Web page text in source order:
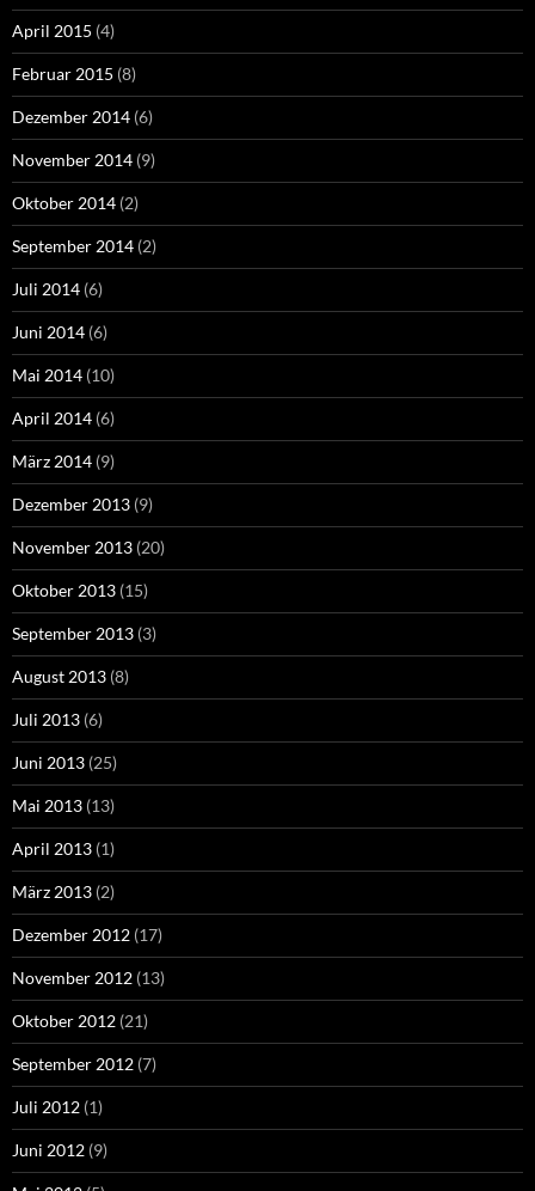
April 2015 (4)
Februar 2015 (8)
Dezember 2014 (6)
November 2014 (9)
Oktober 2014 (2)
September 2014 (2)
Juli 2014 (6)
Juni 2014 (6)
Mai 2014 (10)
April 2014 (6)
März 2014 (9)
Dezember 2013 (9)
November 2013 (20)
Oktober 2013 (15)
September 2013 (3)
August 2013 (8)
Juli 2013 (6)
Juni 2013 (25)
Mai 2013 (13)
April 2013 (1)
März 2013 (2)
Dezember 2012 (17)
November 2012 (13)
Oktober 2012 (21)
September 2012 (7)
Juli 2012 (1)
Juni 2012 (9)